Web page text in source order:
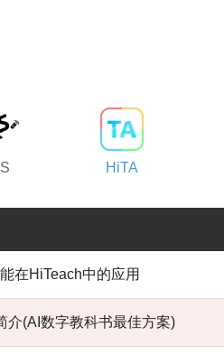
HiTA
在HiTeach中的应用
介(AI数字教科书最佳方案)